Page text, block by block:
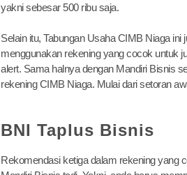
yakni sebesar 500 ribu saja.
Selain itu, Tabungan Usaha CIMB Niaga
menggunakan rekening yang cocok untuk
alert. Sama halnya dengan Mandiri Bisnis
rekening CIMB Niaga. Mulai dari setoran
BNI Taplus Bisnis
Rekomendasi ketiga dalam rekening yang